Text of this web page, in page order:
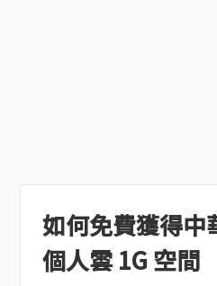
如何免費獲得
個人雲 1G 空間